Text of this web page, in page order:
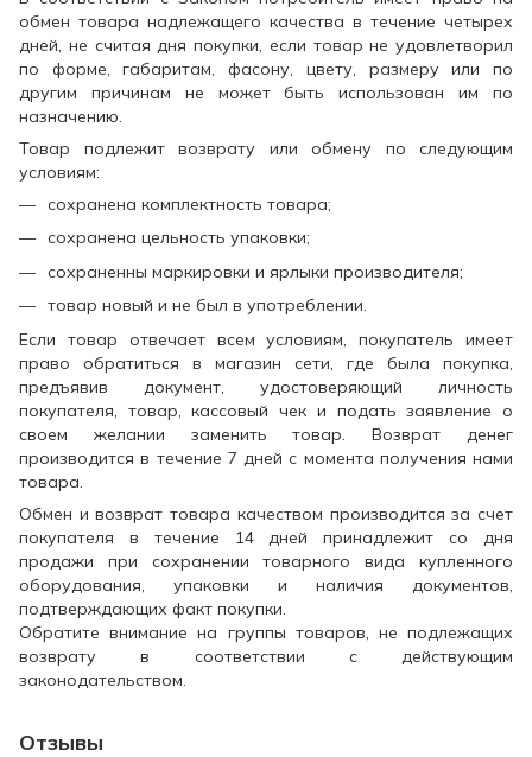
обмен товара надлежащего качества в течение четырех
дней, не считая дня покупки, если товар не удовлетворил
по форме, габаритам, фасону, цвету, размеру или по
другим причинам не может быть использован им по
назначению.
Товар подлежит возврату или обмену по следующим
условиям:
сохранена комплектность товара;
сохранена цельность упаковки;
сохраненны маркировки и ярлыки производителя;
товар новый и не был в употреблении.
Если товар отвечает всем условиям, покупатель имеет
право обратиться в магазин сети, где была покупка,
предъявив документ, удостоверяющий личность
покупателя, товар, кассовый чек и подать заявление о
своем желании заменить товар. Возврат денег
производится в течение 7 дней с момента получения нами
товара.
Обмен и возврат товара качеством производится за счет
покупателя в течение 14 дней принадлежит со дня
продажи при сохранении товарного вида купленного
оборудования, упаковки и наличия документов,
подтверждающих факт покупки.
Обратите внимание на группы товаров, не подлежащих
возврату в соответствии с действующим
законодательством.
Отзывы